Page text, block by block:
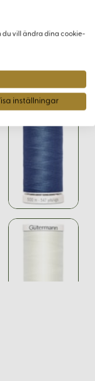
du vill ändra dina cookie-
inställningar